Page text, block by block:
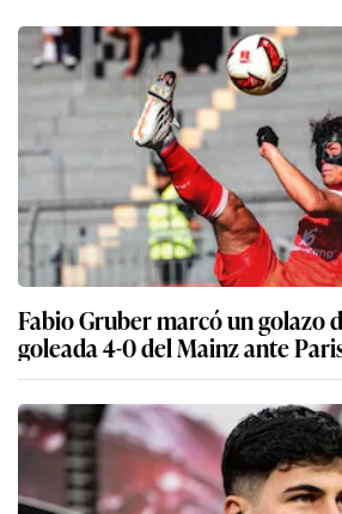
Fabio Gruber marcó un golazo
goleada 4-0 del Mainz ante